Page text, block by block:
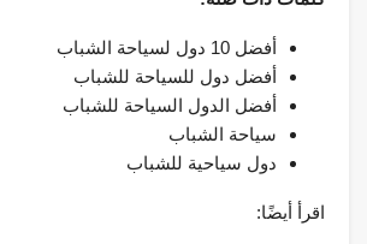
أفضل 10 دول لسياحة الشباب
أفضل دول للسياحة للشباب
أفضل الدول السياحة للشباب
سياحة الشباب
دول سياحية للشباب
اقرأ أيضًا: